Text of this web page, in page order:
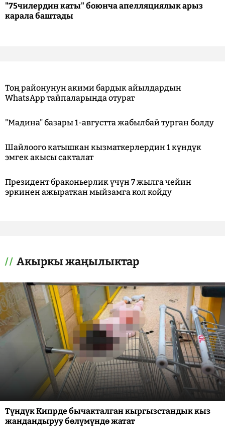
"75чилердин каты" боюнча апелляциялык арыз
карала баштады
Тоң районунун акими бардык айылдардын
WhatsApp тайпаларында отурат
"Мадина" базары 1-августта жабылбай турган болду
Шайлоого катышкан кызматкерлердин 1 күндүк
эмгек акысы сакталат
Президент браконьерлик үчүн 7 жылга чейин
эркинен ажыраткан мыйзамга кол койду
Акыркы жаңылыктар
Түндүк Кипрде бычакталган кыргызстандык кыз
жандандыруу бөлүмүндө жатат